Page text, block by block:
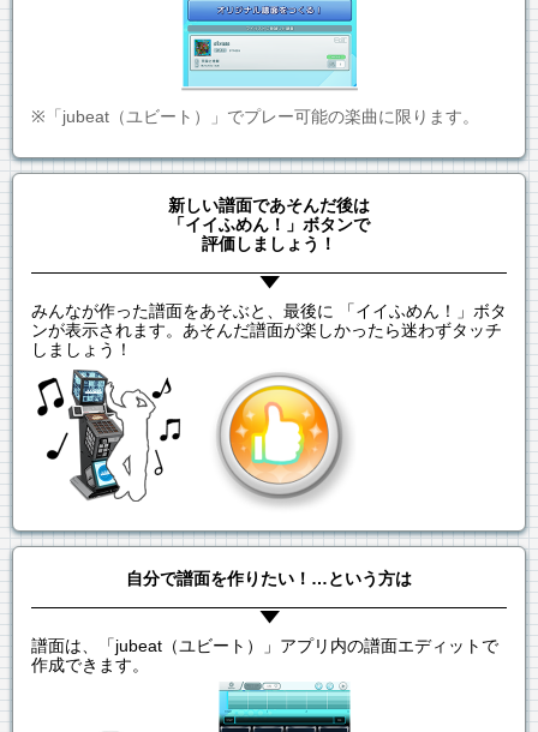
※「jubeat（ユビート）」でプレー可能の楽曲に限ります。
新しい譜面であそんだ後は
「イイふめん！」ボタンで
評価しましょう！
みんなが作った譜面をあそぶと、最後に 「イイふめん！」ボタ
ンが表示されます。あそんだ譜面が楽しかったら迷わずタッチ
しましょう！
自分で譜面を作りたい！…という方は
譜面は、「jubeat（ユビート）」アプリ内の譜面エディットで
作成できます。